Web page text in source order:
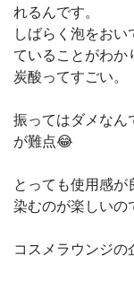
れるんです。
しばらく泡をお
ていることがわか
炭酸ってすごい。
振ってはダメなん
が難点😂
とっても使用感
染むのが楽しいの
コスメラウンジの